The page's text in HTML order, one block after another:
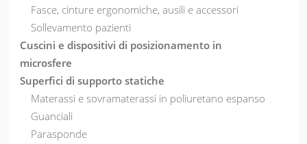
Fasce, cinture ergonomiche, ausili e accessori
Sollevamento pazienti
Cuscini e dispositivi di posizionamento in
microsfere
Superfici di supporto statiche
Materassi e sovramaterassi in poliuretano espanso
Guanciali
Parasponde